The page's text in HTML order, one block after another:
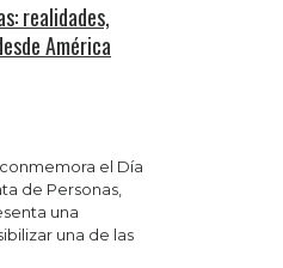
realidades,
América
el Día
de Personas,
una
una de las